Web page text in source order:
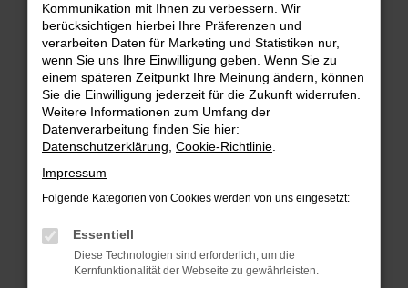
Fehler: Network Error
Beim Laden ist ein Fehler aufgetreten.
Hier sind ein paar Tipps, die dir helfen können:
Überprüfe deine Firewall und deine
Internetverbindung.
Laden andere Webseiten, zum Beispiel deine
Suchmaschine?
Prüfe deine Browsererweiterungen.
können das Laden bestimmter Seiten
verhindern. Funktioniert die Seite in einem
anderen Browser oder in einem privaten
Kommunikation mit Ihnen zu verbessern. Wir
berücksichtigen hierbei Ihre Präferenzen und
verarbeiten Daten für Marketing und Statistiken nur,
wenn Sie uns Ihre Einwilligung geben. Wenn Sie zu
einem späteren Zeitpunkt Ihre Meinung ändern, können
Sie die Einwilligung jederzeit für die Zukunft widerrufen.
Weitere Informationen zum Umfang der
Datenverarbeitung finden Sie hier:
Datenschutzerklärung Cookie-Richtlinie
Impressum
Folgende Kategorien von Cookies werden von uns eingesetzt:
Essentiell
Diese Technologien sind erforderlich, um die
Kernfunktionalität der Webseite zu gewährleisten.